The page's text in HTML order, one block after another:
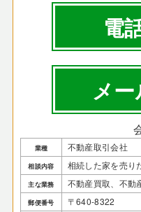
電
メ
業種 不動産取引会社
相談内容 相続した家を売り
主な業務 不動産買取、不動
郵便番号 〒640-8322